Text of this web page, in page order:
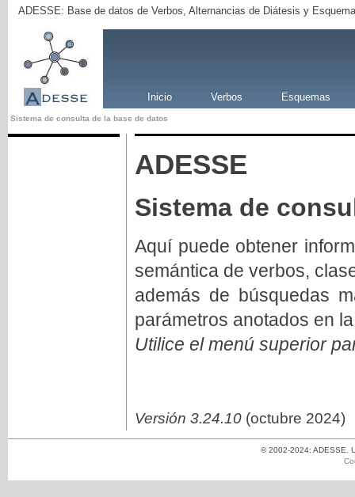
ADESSE: Base de datos de Verbos, Alternancias de Diátesis y
Inicio Verbos Esquemas
Sistema de consulta de la base de datos
ADESSE
Sistema de
Aquí puede obtener
semántica de verbos,
además de búsquedas
parámetros anotados en
Utilice el menú superior
Versión 3.24.10 (octubre 2024)
© 2002-2024: ADESSE.